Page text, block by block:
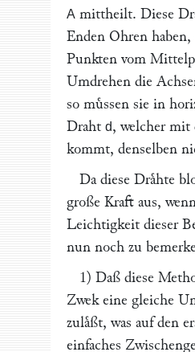
A mittheilt. Diese
Enden Ohren
Punkten vom
Umdrehen die
so muͤssen sie in
Draht d, welcher mit
kommt, denselben
Da diese Draͤhte
große Kraft aus,
Leichtigkeit dieser
nun noch zu
1) Daß diese
Zwek eine gleiche
zulaͤßt, was auf den
einfaches